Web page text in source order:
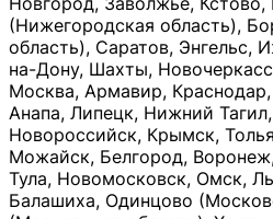
(Нижегородская область),
область), Саратов, Энгельс,
на-Дону, Шахты,
Москва, Армавир,
Анапа, Липецк, Нижний
Новороссийск, Крымск,
Можайск, Белгород,
Тула, Новомосковск, Омск,
Балашиха, Одинцово